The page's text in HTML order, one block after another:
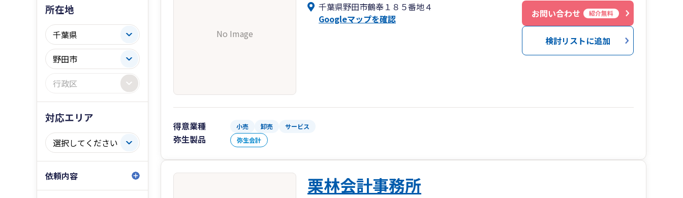
所在地
対応エリア
依頼内容
No Image
千葉県野田市鶴奉１８５番地４
Googleマップを確認
お問い合わせ 紹介無料
検討リストに追加
得意業種 小売 卸売 サービス
弥生製品 弥生会計
栗林会計事務所